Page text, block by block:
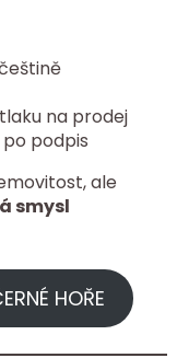
na prodej
podpis
ale
smysl
HOŘE